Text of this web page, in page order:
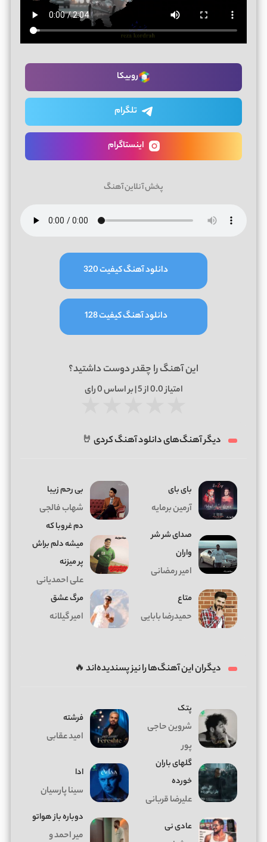
روبیکا
تلگرام
اینستاگرام
پخش آنلاین آهنگ
دانلود آهنگ کیفیت 320
دانلود آهنگ کیفیت 128
این آهنگ را چقدر دوست داشتید؟
امتیاز0.0از 5 | بر اساس 0رای
دیگر آهنگ‌های دانلود آهنگ کردی 🤘
بای بای
آرمین برمایه
بی رحم زیبا
شهاب فالجی
صدای شر شر
واران
امیر رمضانی
دم غروبا که
میشه دلم براش
پر میزنه
علی احمدیانی
متاع
حمیدرضا بابایی
مرگ عشق
امیر گیلانه
دیگران این آهنگ‌ها را نیز پسندیده‌اند 🔥
پتک
شروین حاجی
پور
فرشته
امید عقابی
گلهای باران
خورده
علیرضا قربانی
ادا
سینا پارسیان
عادی نی
دوباره باز هواتو
میر احمد و